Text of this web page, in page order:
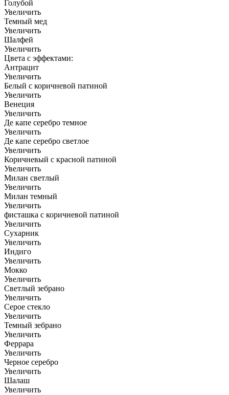
Голубой
Увеличить
Темный мед
Увеличить
Шалфей
Увеличить
Цвета с эффектами:
Антрацит
Увеличить
Белый с коричневой патиной
Увеличить
Венеция
Увеличить
Де капе серебро темное
Увеличить
Де капе серебро светлое
Увеличить
Коричневый с красной патиной
Увеличить
Милан светлый
Увеличить
Милан темный
Увеличить
фисташка с коричневой патиной
Увеличить
Сухарник
Увеличить
Индиго
Увеличить
Мокко
Увеличить
Светлый зебрано
Увеличить
Серое стекло
Увеличить
Темный зебрано
Увеличить
Феррара
Увеличить
Черное серебро
Увеличить
Шалаш
Увеличить